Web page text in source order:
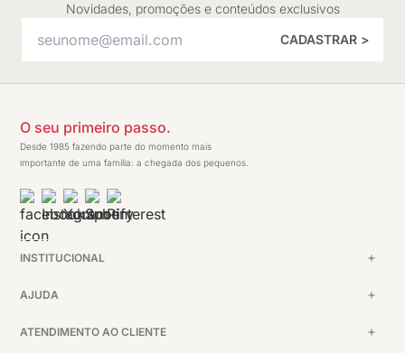
Novidades, promoções e conteúdos exclusivos
CADASTRAR >
O seu primeiro passo.
Desde 1985 fazendo parte do momento mais
importante de uma família: a chegada dos pequenos.
INSTITUCIONAL
AJUDA
ATENDIMENTO AO CLIENTE